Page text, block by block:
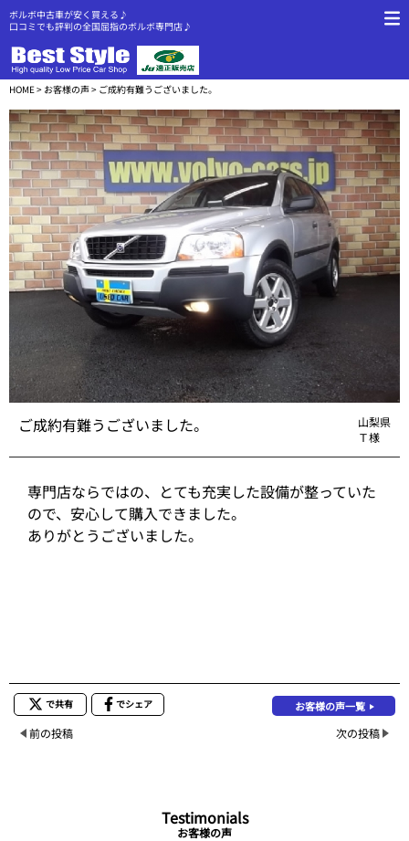
ボルボ中古車が安く買える♪
口コミでも評判の全国屈指のボルボ専門店♪
HOME> お客様の声> ご成約有難うございました。
ご成約有難うございました。
山梨県
Ｔ様
専門店ならではの、とても充実した設備が整っていた
ので、安心して購入できました。
ありがとうございました。
で共有 でシェア お客様の声一覧
前の投稿 次の投稿
Testimonials
お客様の声